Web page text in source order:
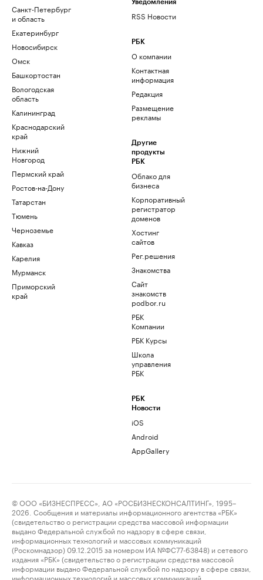
Санкт-Петербург
и область
Екатеринбург
Новосибирск
Омск
Башкортостан
Вологодская
область
Калининград
Краснодарский
край
Нижний
Новгород
Пермский край
Ростов-на-Дону
Татарстан
Тюмень
Черноземье
Кавказ
Карелия
Мурманск
Приморский
край
Уведомления
RSS Новости
РБК
О компании
Контактная
информация
Редакция
Размещение
рекламы
Другие
продукты
РБК
Облако для
бизнеса
Корпоративный
регистратор
доменов
Хостинг
сайтов
Рег.решения
Знакомства
Сайт
знакомств
podbor.ru
РБК
Компании
РБК Курсы
Школа
управления
РБК
РБК
Новости
iOS
Android
AppGallery
© ООО «БИЗНЕСПРЕСС», АО «РОСБИЗНЕСКОНСАЛТИНГ», 1995–
2026. Сообщения и материалы информационного агентства «РБК»
(свидетельство о регистрации средства массовой информации
выдано Федеральной службой по надзору в сфере связи,
информационных технологий и массовых коммуникаций
(Роскомнадзор) 09.12.2015 за номером ИА №ФС77-63848) и сетевого
издания «РБК» (свидетельство о регистрации средства массовой
информации выдано Федеральной службой по надзору в сфере связи,
информационных технологий и массовых коммуникаций